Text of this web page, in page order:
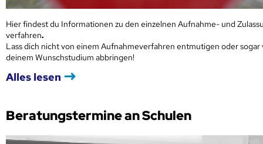
Hier findest du Informationen zu den einzelnen Aufnahme- und
verfahren.
Lass dich nicht von einem Aufnahmeverfahren entmutigen oder sogar
deinem Wunschstudium abbringen!
Alles lesen
Beratungstermine an Schulen